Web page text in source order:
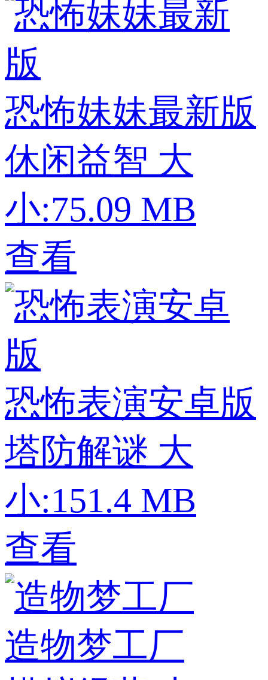
恐怖妹妹最新版
休闲益智 大
小:75.09 MB
查看
恐怖表演安卓版
塔防解谜 大
小:151.4 MB
查看
造物梦工厂